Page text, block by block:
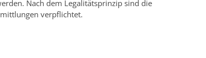
Nach dem Legalitätsprinzip sind die
verpflichtet.